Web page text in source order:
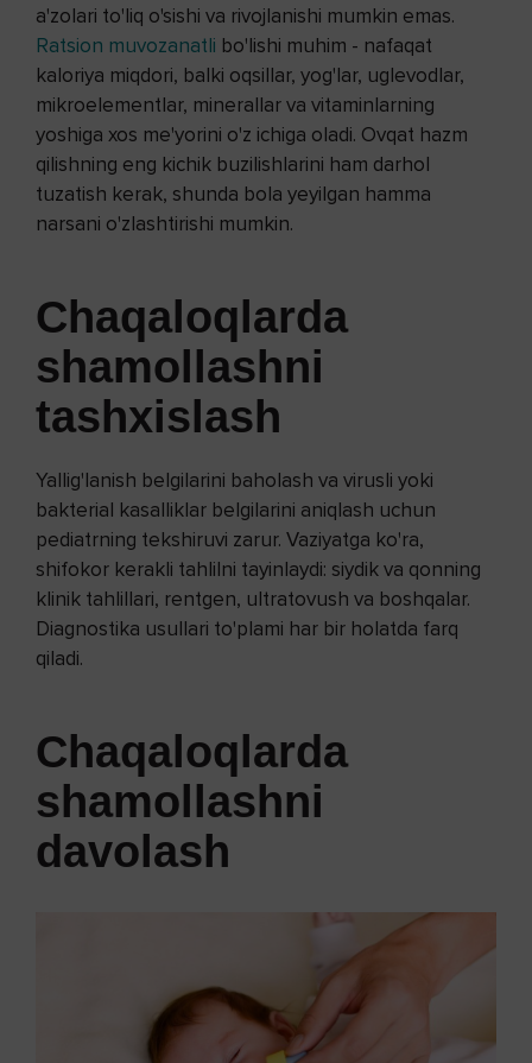
a'zolari to'liq o'sishi va rivojlanishi mumkin emas.
Ratsion muvozanatli bo'lishi muhim - nafaqat
kaloriya miqdori, balki oqsillar, yog'lar, uglevodlar,
mikroelementlar, minerallar va vitaminlarning
yoshiga xos me'yorini o'z ichiga oladi. Ovqat hazm
qilishning eng kichik buzilishlarini ham darhol
tuzatish kerak, shunda bola yeyilgan hamma
narsani o'zlashtirishi mumkin.
Chaqaloqlarda
shamollashni
tashxislash
Yallig'lanish belgilarini baholash va virusli yoki
bakterial kasalliklar belgilarini aniqlash uchun
pediatrning tekshiruvi zarur. Vaziyatga ko'ra,
shifokor kerakli tahlilni tayinlaydi: siydik va qonning
klinik tahlillari, rentgen, ultratovush va boshqalar.
Diagnostika usullari to'plami har bir holatda farq
qiladi.
Chaqaloqlarda
shamollashni
davolash